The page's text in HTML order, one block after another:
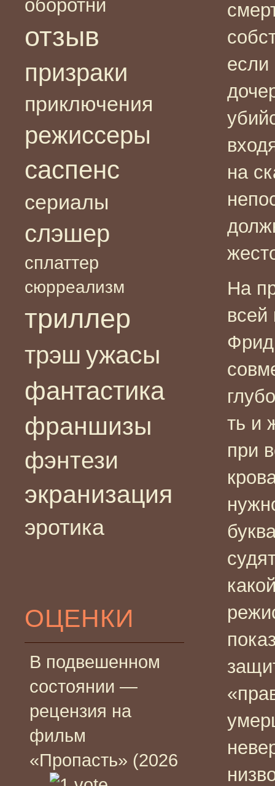
оборотни
отзыв
призраки
приключения
режиссеры
саспенс
сериалы
слэшер
сплаттер
сюрреализм
триллер
трэш ужасы
фантастика
франшизы
фэнтези
экранизация
эротика
ОЦЕНКИ
В подвешенном
состоянии —
рецензия на
фильм
«Пропасть» (2026
если
на
На
всей
ть и
при